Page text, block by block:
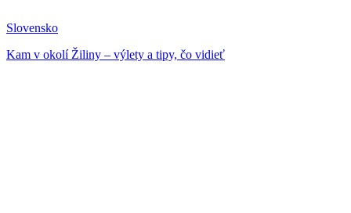
Slovensko
Kam v okolí Žiliny – výlety a tipy, čo vidieť